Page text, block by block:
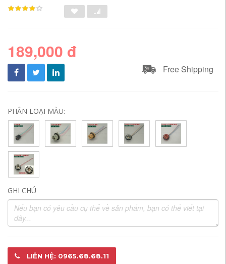
189,000 đ
Free Shipping
PHÂN LOẠI MÀU:
GHI CHÚ
LIÊN HỆ: 0965.68.68.11